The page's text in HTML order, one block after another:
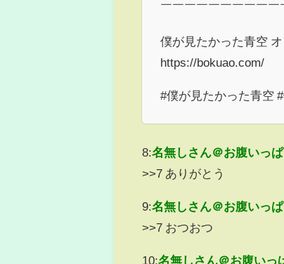
￣￣￣￣￣￣￣￣￣￣
僕が見たかった青空
https://bokuao.com/
#僕が見たかった青空
8:名無しさん＠お腹いっ
>>7 ありがとう
9:名無しさん＠お腹いっ
>>7 おつおつ
10:名無しさん＠お腹いっ